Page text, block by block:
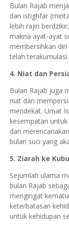
Bulan Rajab
dan istighfar
lebih rajin
makna ayat-ayat
membersihkan
telah terakumulasi.
4. Niat dan
Bulan Rajab juga
niat dan
mendekat. Umat
kesempatan
dan
bulan suci yang
5. Ziarah ke
Sejumlah ulama
bulan Rajab
mengingat
keterbatasan
untuk kehidupan